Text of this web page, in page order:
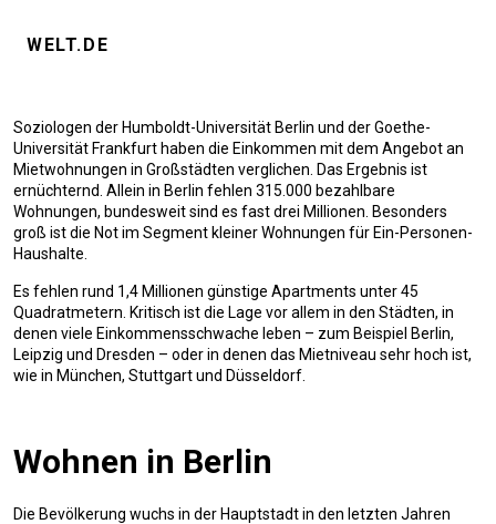
WELT.DE
Soziologen der Humboldt-Universität Berlin und der Goethe-
Universität Frankfurt haben die Einkommen mit dem Angebot an
Mietwohnungen in Großstädten verglichen. Das Ergebnis ist
ernüchternd. Allein in Berlin fehlen 315.000 bezahlbare
Wohnungen, bundesweit sind es fast drei Millionen. Besonders
groß ist die Not im Segment kleiner Wohnungen für Ein-Personen-
Haushalte.
Es fehlen rund 1,4 Millionen günstige Apartments unter 45
Quadratmetern. Kritisch ist die Lage vor allem in den Städten, in
denen viele Einkommensschwache leben – zum Beispiel Berlin,
Leipzig und Dresden – oder in denen das Mietniveau sehr hoch ist,
wie in München, Stuttgart und Düsseldorf.
Wohnen in Berlin
Die Bevölkerung wuchs in der Hauptstadt in den letzten Jahren